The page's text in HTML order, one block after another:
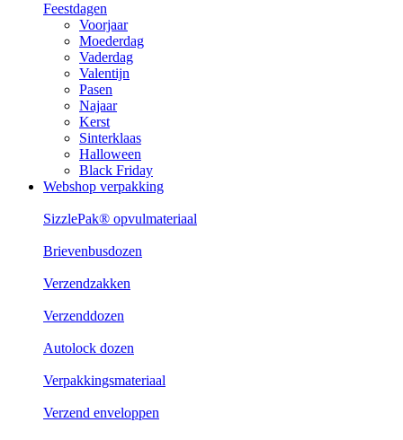
Feestdagen
Voorjaar
Moederdag
Vaderdag
Valentijn
Pasen
Najaar
Kerst
Sinterklaas
Halloween
Black Friday
Webshop verpakking
SizzlePak® opvulmateriaal
Brievenbusdozen
Verzendzakken
Verzenddozen
Autolock dozen
Verpakkingsmateriaal
Verzend enveloppen